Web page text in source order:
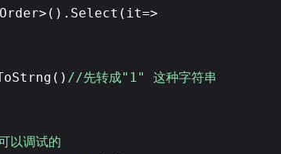
//先转成"1" 这种字符串
以调试的